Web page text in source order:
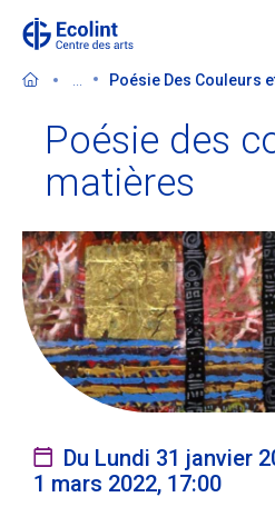
content
Evénements
Dans les médias
Soutenir le Centre des
Billetterie
Poésie Des Couleurs
Poésie des
matières
Du Lundi 31 janvier
1 mars 2022, 17:00